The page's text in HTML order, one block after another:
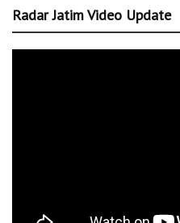
Radar Jatim Video Update